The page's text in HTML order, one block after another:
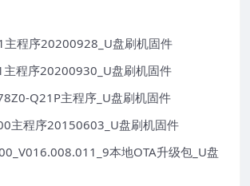
程序20200928_U盘刷机固件
程序20200930_U盘刷机固件
Q21P主程序_U盘刷机固件
主程序20150603_U盘刷机固件
本地OTA升级包_U盘